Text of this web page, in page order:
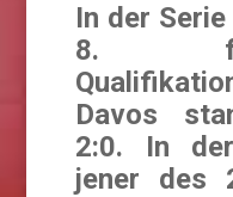
In der
8.
Davos
2:0. In
jener des